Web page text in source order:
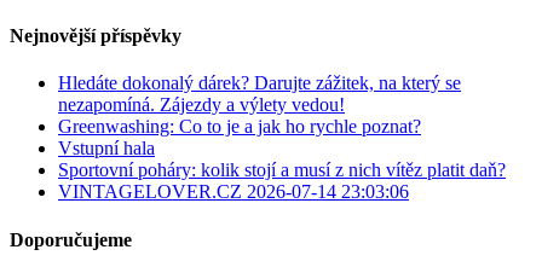
Nejnovější příspěvky
Hledáte dokonalý dárek? Darujte zážitek, na který se
nezapomíná. Zájezdy a výlety vedou!
Greenwashing: Co to je a jak ho rychle poznat?
Vstupní hala
Sportovní poháry: kolik stojí a musí z nich vítěz platit daň?
VINTAGELOVER.CZ 2026-07-14 23:03:06
Doporučujeme